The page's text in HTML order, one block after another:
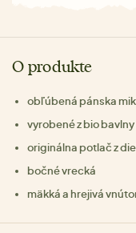
O produkte
obľúbená pánska
vyrobené z bio
originálna potlač z
bočné vrecká
mäkká a hrejivá